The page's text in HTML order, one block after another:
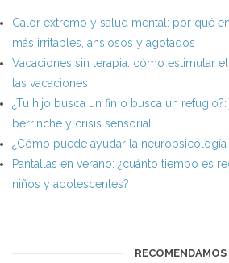
Calor extremo y salud mental: por qué
más irritables, ansiosos y agotados
Vacaciones sin terapia: cómo estimular
las vacaciones
¿Tu hijo busca un fin o busca un
berrinche y crisis sensorial
¿Cómo puede ayudar la neuropsicología
Pantallas en verano: ¿cuánto tiempo es
niños y adolescentes?
RECOMENDAMOS